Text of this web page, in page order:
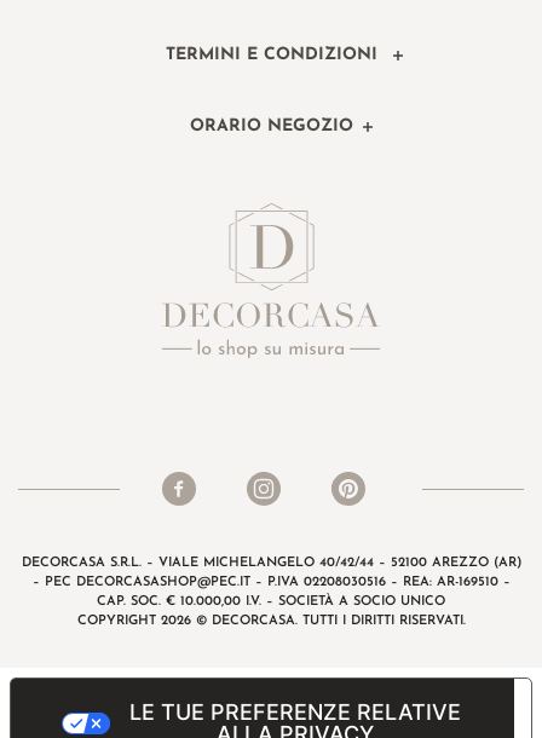
TERMINI E CONDIZIONI
ORARIO NEGOZIO
DECORCASA S.R.L. – VIALE MICHELANGELO 40/42/44 – 52100 AREZZO (AR)
– PEC DECORCASASHOP@PEC.IT– P.IVA 02208030516 – REA: AR-169510 –
CAP. SOC. € 10.000,00 I.V. – SOCIETÀ A SOCIO UNICO
COPYRIGHT 2026 © DECORCASA. TUTTI I DIRITTI RISERVATI.
LE TUE PREFERENZE RELATIVE